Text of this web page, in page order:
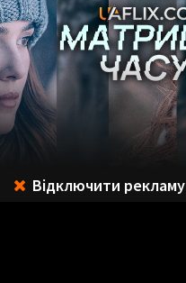
Відключити рекламу